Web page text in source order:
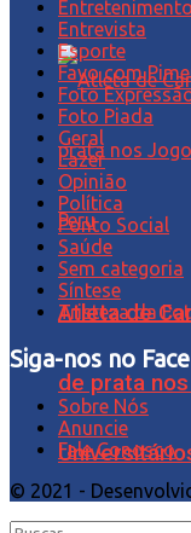
Atleta de
de prata
Entretenimento
Entrevista
Esporte
Favo com
Foto
Foto Piada
Geral
Lazer
Opinião
Política
Ponto Social
Saúde
Sem categoria
Síntese
Tristeza da
Siga-nos no
Sobre Nós
Anuncie
Fale Conosco
© 2021 -